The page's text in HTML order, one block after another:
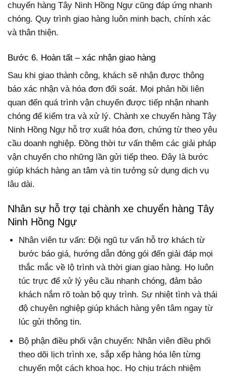
chuyển hàng Tây Ninh Hồng Ngự cũng đáp ứng nhanh
chóng. Quy trình giao hàng luôn minh bạch, chính xác
và thân thiện.
Bước 6. Hoàn tất – xác nhận giao hàng
Sau khi giao thành công, khách sẽ nhận được thông
báo xác nhận và hóa đơn đối soát. Mọi phản hồi liên
quan đến quá trình vận chuyển được tiếp nhận nhanh
chóng để kiểm tra và xử lý. Chành xe chuyển hàng Tây
Ninh Hồng Ngự hỗ trợ xuất hóa đơn, chứng từ theo yêu
cầu doanh nghiệp. Đồng thời tư vấn thêm các giải pháp
vận chuyển cho những lần gửi tiếp theo. Đây là bước
giúp khách hàng an tâm và tin tưởng sử dụng dịch vụ
lâu dài.
Nhân sự hỗ trợ tại chành xe chuyển hàng Tây
Ninh Hồng Ngự
Nhân viên tư vấn: Đội ngũ tư vấn hỗ trợ khách từ
bước báo giá, hướng dẫn đóng gói đến giải đáp mọi
thắc mắc về lộ trình và thời gian giao hàng. Họ luôn
túc trực để xử lý yêu cầu nhanh chóng, đảm bảo
khách nắm rõ toàn bộ quy trình. Sự nhiệt tình và thái
độ chuyên nghiệp giúp khách hàng yên tâm ngay từ
lúc gửi thông tin.
Bộ phận điều phối vận chuyển: Nhân viên điều phối
theo dõi lịch trình xe, sắp xếp hàng hóa lên từng
chuyến một cách khoa học. Họ chịu trách nhiệm